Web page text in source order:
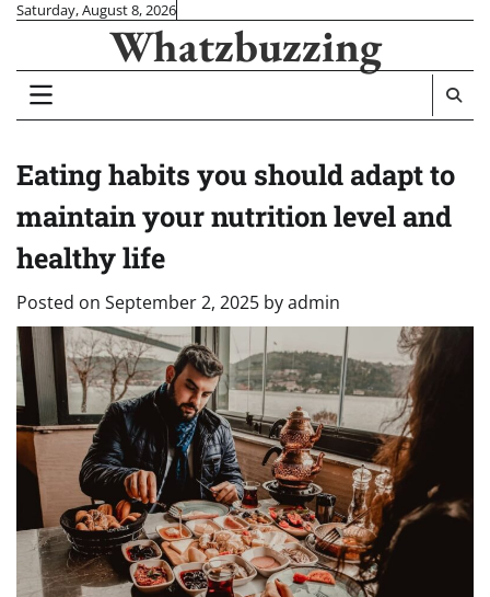
Skip
content
Saturday, August 8, 2026
Whatzbuzzing
Eating habits you should adapt to
maintain your nutrition level and
healthy life
Posted on September 2, 2025 byadmin